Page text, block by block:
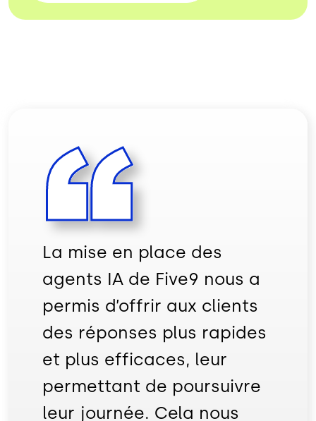
La mise en place des
agents IA de Five9 nous a
permis d’offrir aux clients
des réponses plus rapides
et plus efficaces, leur
permettant de poursuivre
leur journée. Cela nous